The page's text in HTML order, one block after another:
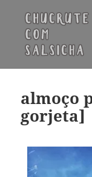
almoço
gorjeta]